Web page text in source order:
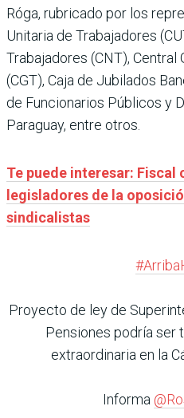
Róga, rubricado por los
Unitaria de Trabajadores
Trabajadores (CNT), Central
(CGT), Caja de Jubilados
de Funcionarios Públicos y
Paraguay, entre otros.
Te puede interesar: Fiscal
legisladores de la
sindicalistas
Proyecto de ley de
Pensiones podría ser
extraordinaria en la
Informa